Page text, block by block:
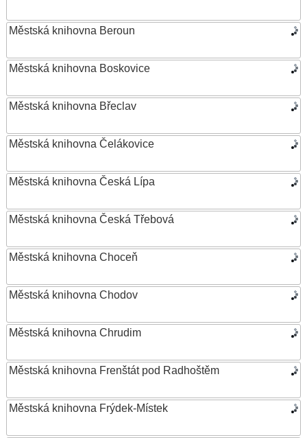
Městská knihovna Beroun
Městská knihovna Boskovice
Městská knihovna Břeclav
Městská knihovna Čelákovice
Městská knihovna Česká Lípa
Městská knihovna Česká Třebová
Městská knihovna Choceň
Městská knihovna Chodov
Městská knihovna Chrudim
Městská knihovna Frenštát pod Radhoštěm
Městská knihovna Frýdek-Místek